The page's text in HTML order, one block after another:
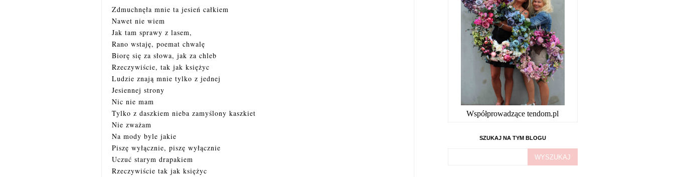
Zdmuchnęła mnie ta jesień całkiem
Nawet nie wiem
Jak tam sprawy z lasem,
Rano wstaję, poemat chwalę
Biorę się za słowa, jak za chleb
Rzeczywiście, tak jak księżyc
Ludzie znają mnie tylko z jednej
Jesiennej strony
Nic nie mam
Tylko z daszkiem nieba zamyślony kaszkiet
Nie zważam
Na mody byle jakie
Piszę wyłącznie, piszę wyłącznie
Uczuć starym drapakiem
Rzeczywiście tak jak księżyc
Współprowadzące tendom.pl
SZUKAJ NA TYM BLOGU